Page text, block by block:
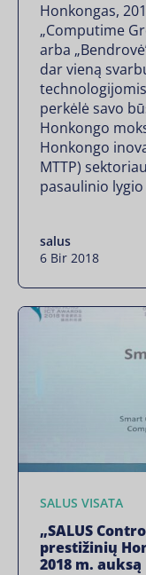
Honkongas,
„Computime
arba
dar vieną
perkėlė savo
Honkongo
Honkongo
MTTP)
pasaulinio
salus
6 Bir 2018
SALUS VISATA
„SALUS
prestižinių
2018 m. auksą